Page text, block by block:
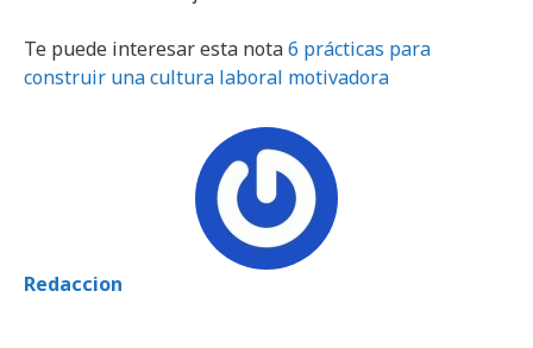
Te puede interesar esta nota6 prácticas para
construir una cultura laboral motivadora
Redaccion